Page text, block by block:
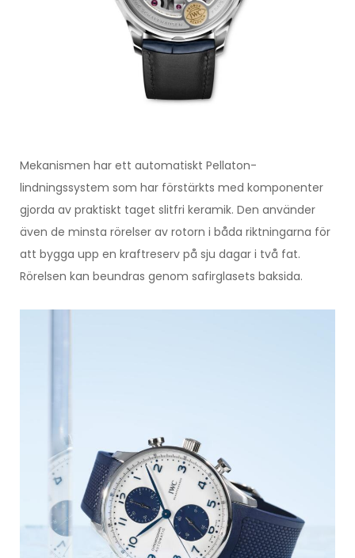
Mekanismen har ett automatiskt Pellaton-
lindningssystem som har förstärkts med komponenter
gjorda av praktiskt taget slitfri keramik. Den använder
även de minsta rörelser av rotorn i båda riktningarna för
att bygga upp en kraftreserv på sju dagar i två fat.
Rörelsen kan beundras genom safirglasets baksida.